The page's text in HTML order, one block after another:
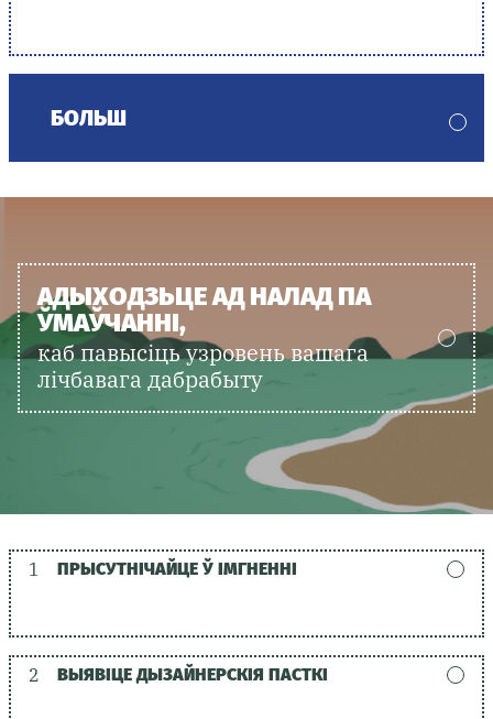
БОЛЬШ
АДЫХОДЗЬЦЕ АД НАЛАД ПА
ЎМАЎЧАННІ,
каб павысіць узровень вашага
лічбавага дабрабыту
1 ПРЫСУТНІЧАЙЦЕ Ў ІМГНЕННІ
2 ВЫЯВІЦЕ ДЫЗАЙНЕРСКІЯ ПАСТКІ